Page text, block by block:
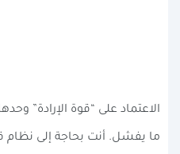
الاعتماد على “قوة الإرادة”
ما يفشل. أنت بحاجة إلى نظام